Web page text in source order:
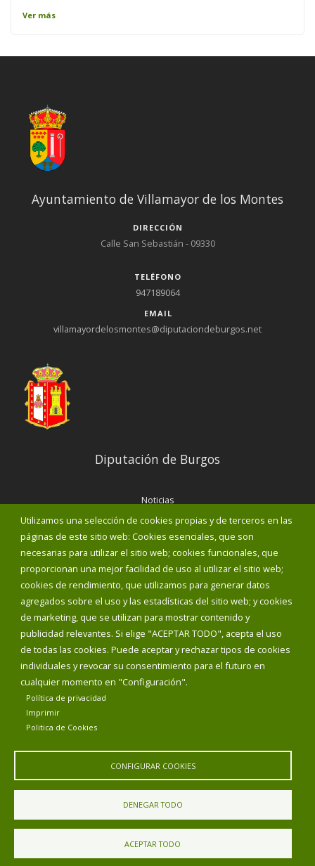
Ver más
Utilizamos una selección de cookies propias y de terceros en las
páginas de este sitio web: Cookies esenciales, que son
necesarias para utilizar el sitio web; cookies funcionales, que
proporcionan una mejor facilidad de uso al utilizar el sitio web;
cookies de rendimiento, que utilizamos para generar datos
agregados sobre el uso y las estadísticas del sitio web; y cookies
de marketing, que se utilizan para mostrar contenido y
publicidad relevantes. Si elige "ACEPTAR TODO", acepta el uso
de todas las cookies. Puede aceptar y rechazar tipos de cookies
individuales y revocar su consentimiento para el futuro en
cualquier momento en "Configuración".
Política de privacidad
Imprimir
Politica de Cookies
CONFIGURAR COOKIES
DENEGAR TODO
ACEPTAR TODO
Ayuntamiento de Villamayor de los Montes
DIRECCIÓN
Calle San Sebastián - 09330
TELÉFONO
947189064
EMAIL
villamayordelosmontes@diputaciondeburgos.net
Diputación de Burgos
Noticias
Eventos
Corporación Municipal
Teléfonos de interés
INICIAR SESIÓN
MAPA WEB
Diputación de Burgos